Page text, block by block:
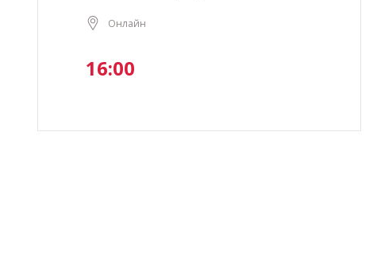
Онлайн
16:00